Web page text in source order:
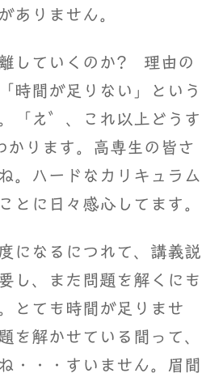
ありません。
していくのか? 理由の
時間が足りない」という
「え゛、これ以上どうす
かります。高専生の皆さ
。ハードなカリキュラム
とに日々感心してます。
になるにつれて、講義説
し、また問題を解くにも
とても時間が足りませ
を解かせている間って、
・・・すいません。眉間